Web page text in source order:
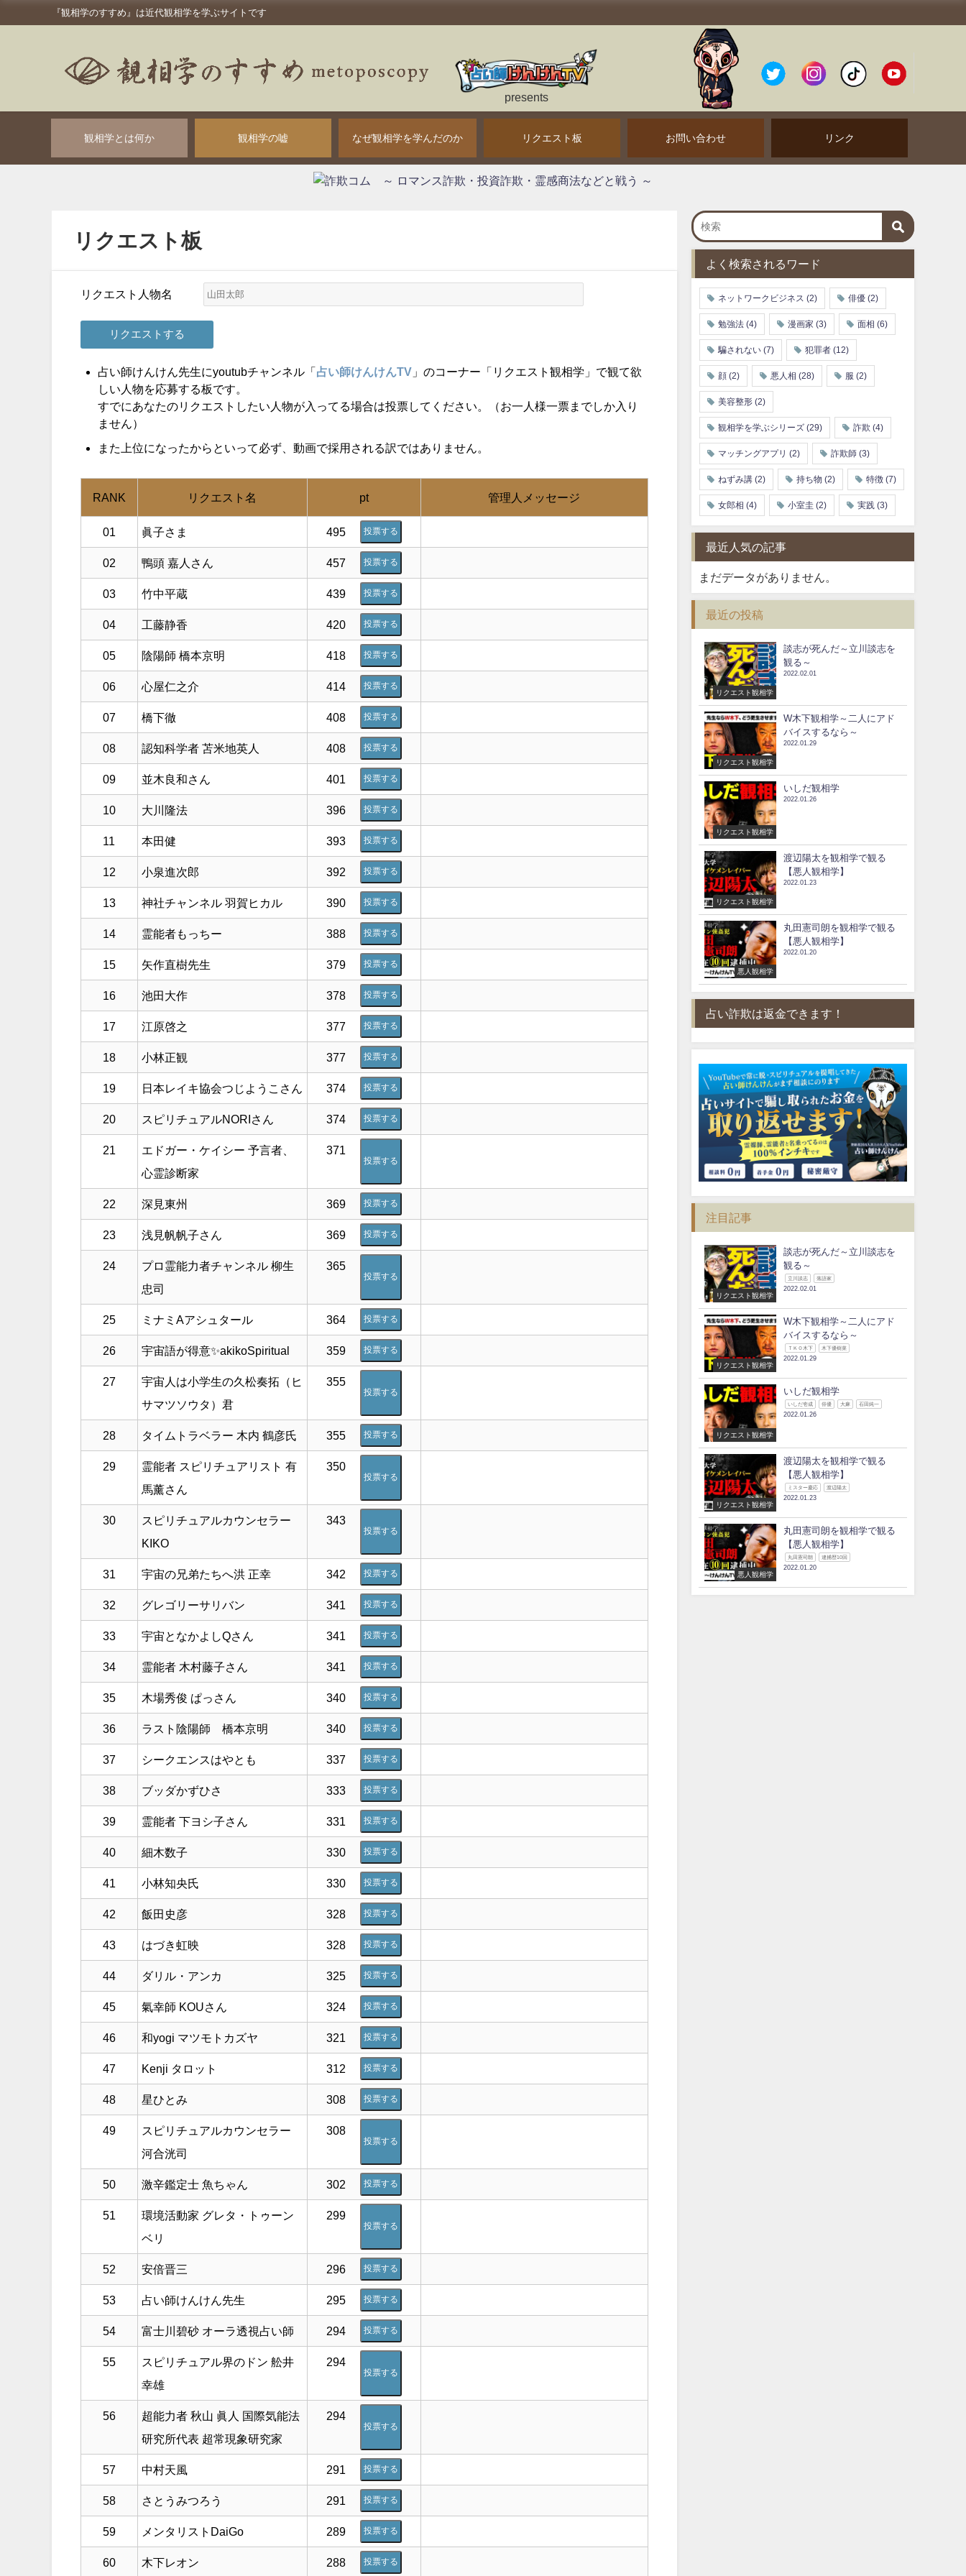
『観相学のすすめ』は近代観相学を学ぶサイトです
presents
観相学とは何か 観相学の嘘 なぜ観相学を学んだのか リクエスト板 お問い合わせ リンク
リクエスト板
リクエスト人物名
占い師けんけん先生にyoutubチャンネル「 占い師けんけんTV 」のコーナー「リクエスト観相学」で観て欲
しい人物を応募する板です。
すでにあなたのリクエストしたい人物が入ってる場合は投票してください。（お一人様一票までしか入り
ません）
また上位になったからといって必ず、動画で採用される訳ではありません。
RANK リクエスト名 pt 管理人メッセージ
01 眞子さま 495 投票する
02 鴨頭 嘉人さん 457 投票する
03 竹中平蔵 439 投票する
04 工藤静香 420 投票する
05 陰陽師 橋本京明 418 投票する
06 心屋仁之介 414 投票する
07 橋下徹 408 投票する
08 認知科学者 苫米地英人 408 投票する
09 並木良和さん 401 投票する
10 大川隆法 396 投票する
11 本田健 393 投票する
12 小泉進次郎 392 投票する
13 神社チャンネル 羽賀ヒカル 390 投票する
14 霊能者もっちー 388 投票する
15 矢作直樹先生 379 投票する
16 池田大作 378 投票する
17 江原啓之 377 投票する
18 小林正観 377 投票する
19 日本レイキ協会つじようこさん 374 投票する
20 スピリチュアルNORIさん 374 投票する
21
エドガー・ケイシー 予言者、
心霊診断家
371
投票する
22 深見東州 369 投票する
23 浅見帆帆子さん 369 投票する
24
プロ霊能力者チャンネル 柳生
忠司
365
投票する
25 ミナミAアシュタール 364 投票する
26 宇宙語が得意✨akikoSpiritual 359 投票する
27
宇宙人は小学生の久松奏拓（ヒ
サマツソウタ）君
355
投票する
28 タイムトラベラー 木内 鶴彦氏 355 投票する
29
霊能者 スピリチュアリスト 有
馬薰さん
350
投票する
30
スピリチュアルカウンセラー
KIKO
343
投票する
31 宇宙の兄弟たちへ洪 正幸 342 投票する
32 グレゴリーサリバン 341 投票する
33 宇宙となかよしQさん 341 投票する
34 霊能者 木村藤子さん 341 投票する
35 木場秀俊 ぱっさん 340 投票する
36 ラスト陰陽師 橋本京明 340 投票する
37 シークエンスはやとも 337 投票する
38 ブッダかずひさ 333 投票する
39 霊能者 下ヨシ子さん 331 投票する
40 細木数子 330 投票する
41 小林知央氏 330 投票する
42 飯田史彦 328 投票する
43 はづき虹映 328 投票する
44 ダリル・アンカ 325 投票する
45 氣幸師 KOUさん 324 投票する
46 和yogi マツモトカズヤ 321 投票する
47 Kenji タロット 312 投票する
48 星ひとみ 308 投票する
49
スピリチュアルカウンセラー
河合洸司
308
投票する
50 激辛鑑定士 魚ちゃん 302 投票する
51
環境活動家 グレタ・トゥーン
ベリ
299
投票する
52 安倍晋三 296 投票する
53 占い師けんけん先生 295 投票する
54 富士川碧砂 オーラ透視占い師 294 投票する
55
スピリチュアル界のドン 舩井
幸雄
294
投票する
56
超能力者 秋山 眞人 国際気能法
研究所代表 超常現象研究家
294
投票する
57 中村天風 291 投票する
58 さとうみつろう 291 投票する
59 メンタリストDaiGo 289 投票する
60 木下レオン 288 投票する
よく検索されるワード
ネットワークビジネス (2) 俳優 (2)
勉強法 (4) 漫画家 (3) 面相 (6)
騙されない (7) 犯罪者 (12)
顔 (2) 悪人相 (28) 服 (2)
美容整形 (2)
観相学を学ぶシリーズ (29) 詐欺 (4)
マッチングアプリ (2) 詐欺師 (3)
ねずみ講 (2) 持ち物 (2) 特徴 (7)
女郎相 (4) 小室圭 (2) 実践 (3)
最近人気の記事
まだデータがありません。
最近の投稿
リクエスト観相学
談志が死んだ～立川談志を
観る～
2022.02.01
リクエスト観相学
W木下観相学～二人にアド
バイスするなら～
2022.01.29
リクエスト観相学
いしだ観相学
2022.01.26
リクエスト観相学
渡辺陽太を観相学で観る
【悪人観相学】
2022.01.23
悪人観相学
丸田憲司朗を観相学で観る
【悪人観相学】
2022.01.20
占い詐欺は返金できます！
注目記事
リクエスト観相学
談志が死んだ～立川談志を
観る～
立川談志 落語家
2022.02.01
リクエスト観相学
W木下観相学～二人にアド
バイスするなら～
ＴＫＯ木下 木下優樹菜
2022.01.29
リクエスト観相学
いしだ観相学
いしだ壱成 俳優 大麻 石田純一
2022.01.26
リクエスト観相学
渡辺陽太を観相学で観る
【悪人観相学】
ミスター慶応 渡辺陽太
2022.01.23
悪人観相学
丸田憲司朗を観相学で観る
【悪人観相学】
丸田憲司朗 逮捕歴10回
2022.01.20